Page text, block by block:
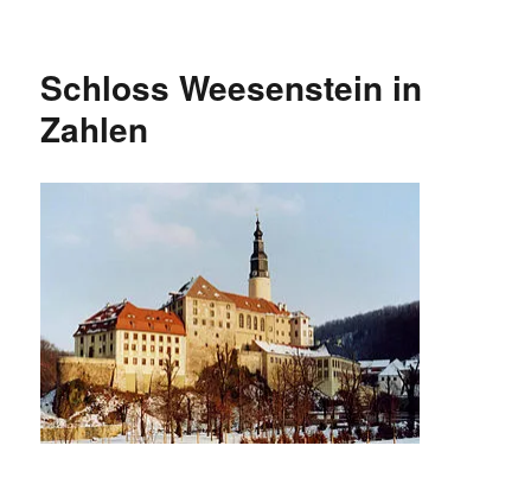
(III)
Schloss Weesenstein in
Zahlen